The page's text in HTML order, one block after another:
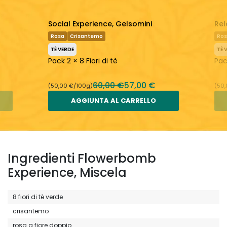
Social Experience, Gelsomini
Rosa
Crisantemo
TÈ VERDE
Pack 2 × 8 Fiori di tè
(50,00 €/100g)60,00 €57,00 €
AGGIUNTA AL CARRELLO
TÈ
Ingredienti Flowerbomb
Experience, Miscela
8 fiori di tè verde
crisantemo